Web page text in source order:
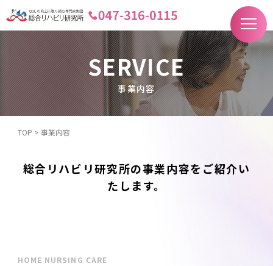
SERVICE
事業内容
TOP > 事業内容
総合リハビリ研究所の事業内容をご紹介い
たします。
HOME NURSING CARE